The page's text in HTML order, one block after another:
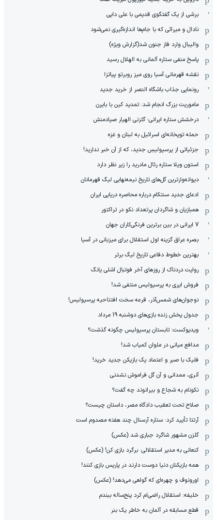
برشی از یک گفتگوی قدیمی با علی دایی
نادال و میراثی که با جام‌ها اندازه‌گیری نمی‌شود
والیبال وارد فاز جنون شد(گزارش ویژه)
پاسخ منفی ستاره آلمانی به الهلال رسید
نقشه قهرمانی آسیا روی میز روبرتو پیاتزا
رونمایی جذاب باشگاه النصر از خرید جدید
ماموریت بزرگ انجام شد: تمدید کین با بایرن
درخشش ستاره ایرانی؛ گلزنی الهیار صیادمنش
حمله توپخانه‌ای اسرائیل به لبنان و غزه
جزئیاتی از پرسپولیسِ جدید، که از آن ‌خبر ندارید!
استون ویلا ستاره رئال مادرید را زیر نظر دارد
دیوانه‌وارترین گل‌های تاریخ نیمه‌نهایی لیگ قهرمانان
ادعای جدید سنتکام درباره محاصره دریایی ایران
همبازیان و شاگردان پرتعداد نکو در تراکتور
7 ایرانی در بین برترین فرنگی‌کاران جهان
بصره عراق گزینه اول استقلال برای میزبانی در آسیا
بهترین خطوط دفاعی تاریخ لیگ برتر
روایت دردناک از روزهای آخر فوتبال اشلی یانگ
فروش ایری به پرسپولیس منتفی شد!
نوجوان‌های شمس‌آذر، قرعه سخت افتتاحیه پرسپولیس!
جدول پخش زنده بازی‌های دوشنبه 19 مرداد
ویدیوکست: تابستان پرسپولیس چگونه گذشت؟
مدافع میانی در ملوان کمیاب شد!
فلیک با صبر و اعتماد یک بازیکن جدید خرید!
آنری، ممدانی و آن گل فراموش نشدنی
نکونام به شجاع و بیرانوند چه گفت؟
صلاح تحت تعقیب دادگاه مصر، داستان چیست؟
آرتتا تأیید کرد: ستاره آرسنال چند هفته مصدوم است
گلزن مشهور شاگرد جباری شد (عکس)
کنعانی به مدیر استقلالی: برگرد بازی کن! (عکس)
همه بازیکنان دنیا دوست دارند در پاریس بازی کنند!
اورونوف و چهره‌ای که گواهی می‌دهد! (عکس)
خلیفه: استقلال راضی‌ام کرد پنج‌ساله ببندم
قطع مسابقه در آلمان به خاطر یک بنر